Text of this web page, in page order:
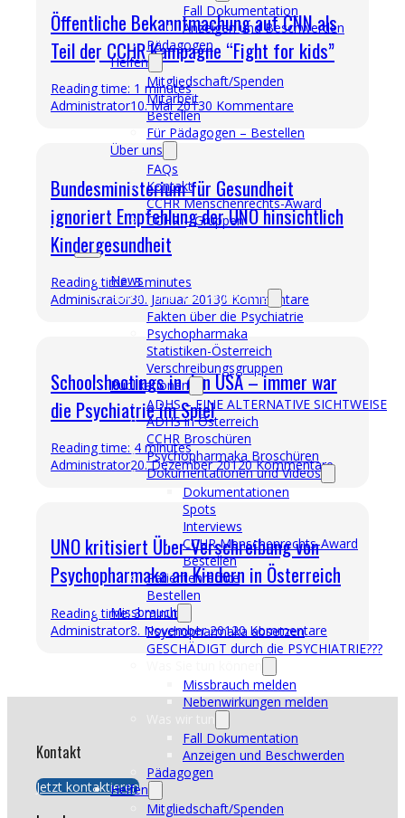
Fall Dokumentation
Anzeigen und Beschwerden
Pädagogen
Helfen
Mitgliedschaft/Spenden
Mitarbeit
Bestellen
Für Pädagogen – Bestellen
Über uns
FAQs
Kontakt
CCHR Menschenrechts-Award
CCHR – Gruppen
News
Fakten über die Psychiatrie
Fakten über die Psychiatrie
Psychopharmaka
Statistiken-Österreich
Verschreibungsgruppen
Publikationen
ADHS – EINE ALTERNATIVE SICHTWEISE
ADHS in Österreich
CCHR Broschüren
Psychopharmaka Broschüren
Dokumentationen und Videos
Dokumentationen
Spots
Interviews
CCHR Menschenrechts-Award
Bestellen
Patientenrechte
Bestellen
Missbrauch
Psychopharmaka absetzen
GESCHÄDIGT durch die PSYCHIATRIE???
Missbrauch melden
Nebenwirkungen melden
Fall Dokumentation
Anzeigen und Beschwerden
Pädagogen
Helfen
Mitgliedschaft/Spenden
Öffentliche Bekanntmachung auf CNN als
Teil der CCHR Kampagne “Fight for kids”
Reading time: 1 minutes
Administrator10. Mai 20130 Kommentare
Bundesministerium für Gesundheit
ignoriert Empfehlung der UNO hinsichtlich
Kindergesundheit
Reading time: 3 minutes
Administrator30. Januar 20130 Kommentare
Schoolshootings in den USA – immer war
die Psychiatrie im Spiel
Reading time: 4 minutes
Administrator20. Dezember 20120 Kommentare
UNO kritisiert Über-Verschreibung von
Psychopharmaka an Kindern in Österreich
Reading time: 3 minutes
Administrator8. November 20120 Kommentare
Kontakt
Jetzt kontaktieren